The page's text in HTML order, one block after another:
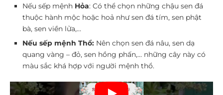
Nếu sếp mệnh Hỏa: Có thể chọn những chậu sen đá
thuộc hành mộc hoặc hoả như sen đá tím, sen phật
bà, sen viền lửa,…
Nếu sếp mệnh Thổ: Nên chọn sen đá nâu, sen dạ
quang vàng – đỏ, sen hồng phấn,… những cây này có
màu sắc khá hợp với người mệnh thổ.